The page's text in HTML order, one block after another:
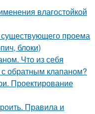
влагостойкой
проема
блоки)
Что из себя
обратным клапаном?
Проектирование
Правила и